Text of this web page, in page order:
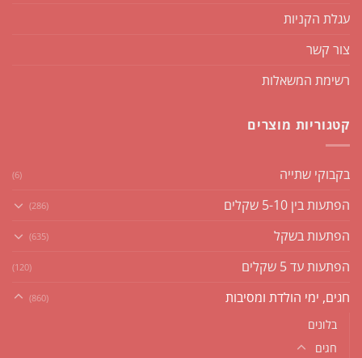
עגלת הקניות
צור קשר
רשימת המשאלות
קטגוריות מוצרים
בקבוקי שתייה (6)
הפתעות בין 5-10 שקלים (286)
הפתעות בשקל (635)
הפתעות עד 5 שקלים (120)
חגים, ימי הולדת ומסיבות (860)
בלונים
חגים